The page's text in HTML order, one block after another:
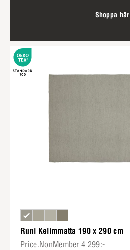
Shoppa här
Runi Kelimmatta 190 x 290 cm
Price.NonMember 4 299:-